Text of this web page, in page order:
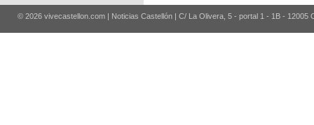
© 2026 vivecastellon.com | Noticias Castellón | C/ La Olivera, 5 - portal 1 - 1B - 12005